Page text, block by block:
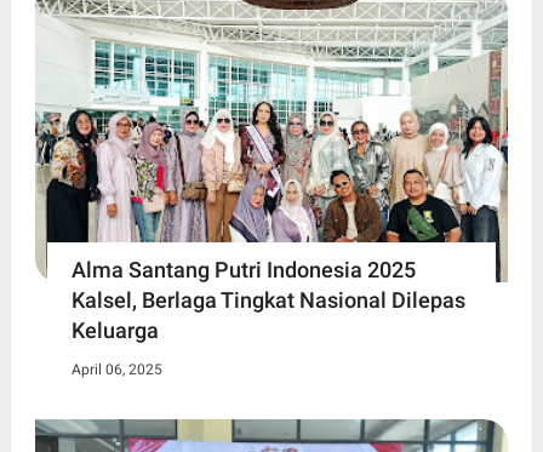
Alma Santang Putri Indonesia 2025
Kalsel, Berlaga Tingkat Nasional Dilepas
Keluarga
April 06, 2025